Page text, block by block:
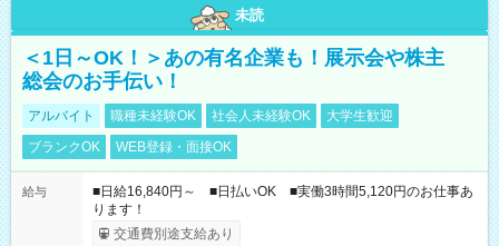
未読
＜1日～OK！＞あの有名企業も！展示会や株主
総会のお手伝い！
アルバイト 職種未経験OK 社会人未経験OK
大学生歓迎
ブランクOK
WEB登録・面接OK
給与
■日給16,840円～ ■日払いOK ■実働3時間5,120円のお仕事あ
ります！
交通費別途支給あり